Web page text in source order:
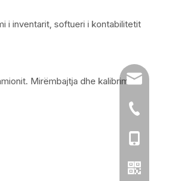
i inventarit, softueri i kontabilitetit
Mirëmbajtja dhe kalibrimi i
86-519-